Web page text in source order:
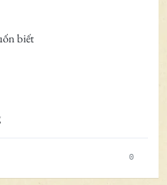
biết
0